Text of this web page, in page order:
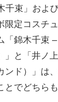
千束」およ
限定コスチ
「錦木千束
」と「井ノ
ンド）」は
とでどちら